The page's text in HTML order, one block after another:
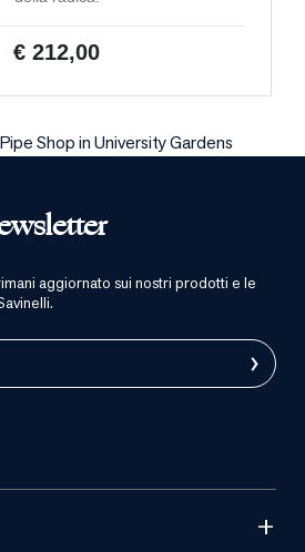
€ 212,00
Pipe Shop in University Gardens
aggiornato sui nostri prodotti e le
›